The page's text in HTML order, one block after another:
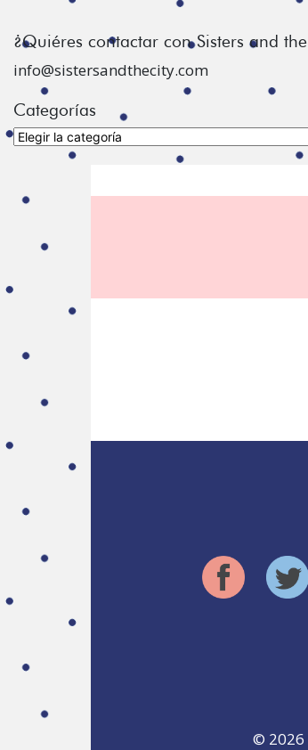
¿Quiéres contactar con Sisters and
info@sistersandthecity.com
Categorías
Categorías
© 2026